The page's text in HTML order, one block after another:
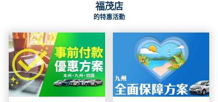
福茂店
的特惠活動